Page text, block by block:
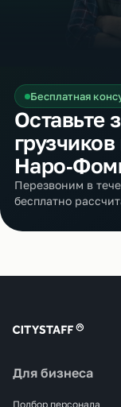
Бесплатная
Оставьте
Перезвоним в
бесплатно
Для бизнеса
Подбор персонала